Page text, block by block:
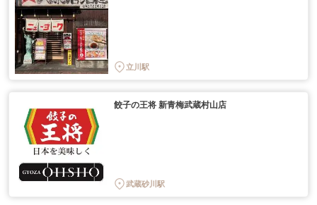
立川駅
餃子の王将 新青梅武蔵村山店
武蔵砂川駅